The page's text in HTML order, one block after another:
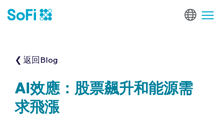
❮ 返回Blog
AI效應：股票飆升和能源需
求飛漲